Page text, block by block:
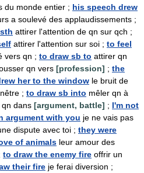
du monde entier ; his speech drew
a soulevé des applaudissements ;
attirer l'attention de qn sur qch ;
attirer l'attention sur soi ; to feel
vers qn ; to draw sb to attirer qn
qn vers [profession] ; the
her to the window le bruit de
; to draw sb into mêler qn à
dans [argument, battle] ; I'm not
argument with you je ne vais pas
dispute avec toi ; they were
of animals leur amour des
to draw the enemy fire offrir un
their fire je ferai diversion ;